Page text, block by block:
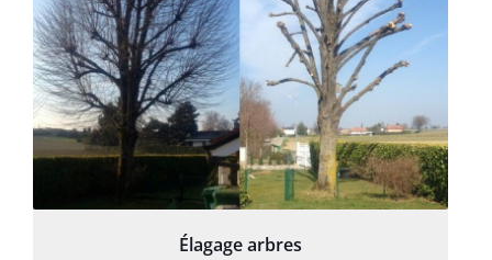
Élagage arbres